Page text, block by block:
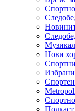
Нови